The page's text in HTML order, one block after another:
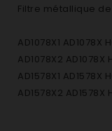
Filtre métallique
AD1078X1 AD1078X
AD1078X2 AD1078X
AD1578X1 AD1578X
AD1578X2 AD1578X